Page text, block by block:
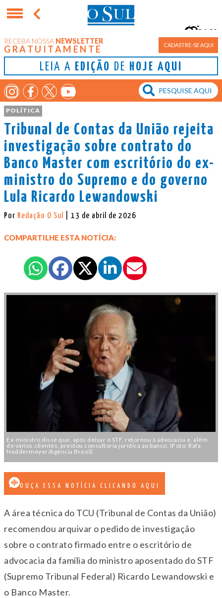
RECEBA NOSSA NEWSLETTER
GRATUITAMENTE CADASTRE-SE AQUI
LEIA A EDIÇÃO DE HOJE AQUI
Porto Alegre
16°
POLÍTICA
Tribunal de Contas da União rejeita
investigação sobre contrato do
Banco Master com escritório do ex-
ministro do Supremo e do governo
Lula Ricardo Lewandowski
Por Redação O Sul | 13 de abril de 2026
COMPARTILHE ESTA NOTÍCIA:
Ex-ministro disse que, após deixar o STF, retornou à advocacia e, além
de vários clientes, prestou consultoria jurídica ao banco. (Foto: Rafa
Neddermeyer/Agência Brasil)
OUÇA ESSA NOTÍCIA CLICANDO AQUI
A área técnica do TCU (Tribunal de Contas da União)
recomendou arquivar o pedido de investigação
sobre o contrato firmado entre o escritório de
advocacia da família do ministro aposentado do STF
(Supremo Tribunal Federal) Ricardo Lewandowski e
o Banco Master.